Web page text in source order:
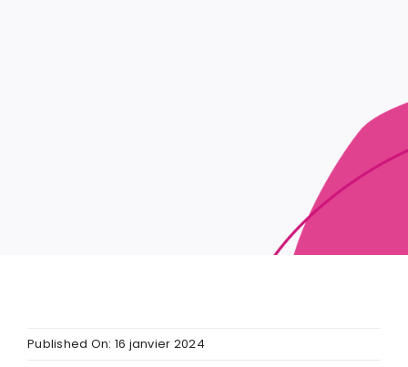
Published On: 16 janvier 2024